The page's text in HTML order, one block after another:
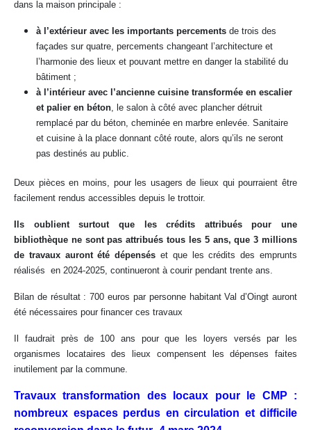
dans la maison principale :
à l’extérieur avec les importants percements de trois des
façades sur quatre, percements changeant l’architecture et
l’harmonie des lieux et pouvant mettre en danger la stabilité du
bâtiment ;
à l’intérieur avec l’ancienne cuisine transformée en escalier
et palier en béton , le salon à côté avec plancher détruit
remplacé par du béton, cheminée en marbre enlevée. Sanitaire
et cuisine à la place donnant côté route, alors qu’ils ne seront
pas destinés au public.
Deux pièces en moins, pour les usagers de lieux qui pourraient être
facilement rendus accessibles depuis le trottoir.
Ils oublient surtout que les crédits attribués pour une
bibliothèque ne sont pas attribués tous les 5 ans, que 3 millions
de travaux auront été dépensés et que les crédits des emprunts
réalisés en 2024-2025, continueront à courir pendant trente ans.
Bilan de résultat : 700 euros par personne habitant Val d’Oingt auront
été nécessaires pour financer ces travaux
Il faudrait près de 100 ans pour que les loyers versés par les
organismes locataires des lieux compensent les dépenses faites
inutilement par la commune.
Travaux transformation des locaux pour le CMP :
nombreux espaces perdus en circulation et difficile